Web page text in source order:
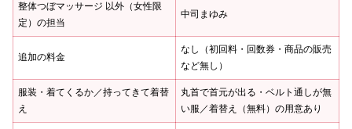
整体つぼマッサージ 以外（女性限
定）の担当
中司まゆみ
追加の料金
なし（初回料・回数券・商品の販売
など無し）
服装・着てくるか／持ってきて着替
え
丸首で首元が出る・ベルト通しが無
い服／着替え（無料）の用意あり